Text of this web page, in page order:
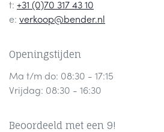
t: +31 (0)70 317 43 10
e: verkoop@bender.nl
Openingstijden
Ma t/m do: 08:30 - 17:15
Vrijdag: 08:30 - 16:30
Beoordeeld met een 9!